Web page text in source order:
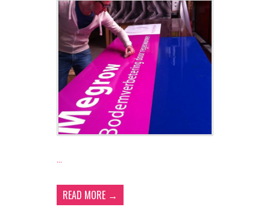
…
READ MORE →